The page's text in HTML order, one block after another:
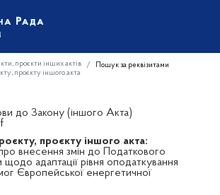
проєкти інших актів
Пошук за реквізитами
проєкту іншого акта
до Закону (іншого Акта)
проєкту іншого акта:
внесення змін до Податкового
щодо адаптації рівня оподаткування
Європейської енергетичної